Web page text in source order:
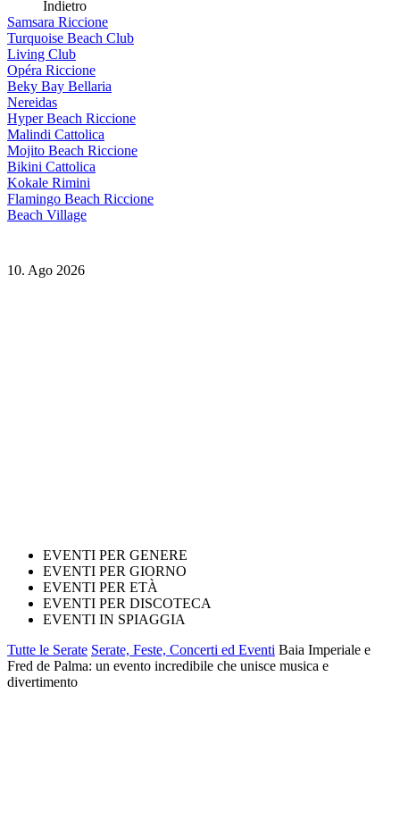
Indietro
Samsara Riccione
Turquoise Beach Club
Living Club
Opéra Riccione
Beky Bay Bellaria
Nereidas
Hyper Beach Riccione
Malindi Cattolica
Mojito Beach Riccione
Bikini Cattolica
Kokale Rimini
Flamingo Beach Riccione
Beach Village
10. Ago 2026
EVENTI PER GENERE
EVENTI PER GIORNO
EVENTI PER ETÀ
EVENTI PER DISCOTECA
EVENTI IN SPIAGGIA
Tutte le Serate Serate, Feste, Concerti ed Eventi Baia Imperiale e
Fred de Palma: un evento incredibile che unisce musica e
divertimento